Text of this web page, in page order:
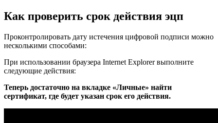
Как проверить срок действия эцп
Проконтролировать дату истечения цифровой подписи можно
несколькими способами:
При использовании браузера Internet Explorer выполните
следующие действия:
Теперь достаточно на вкладке «Личные» найти
сертификат, где будет указан срок его действия.